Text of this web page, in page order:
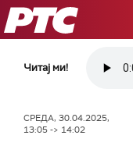
РТС
Читај ми!
СРЕДА, 30.04.2025,
13:05 -> 14:02